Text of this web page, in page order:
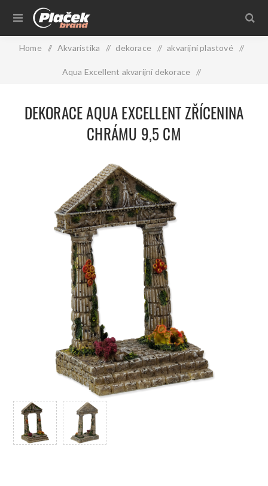
Home / Akvaristika / dekorace / akvarijní plastové /
Aqua Excellent akvarijní dekorace /
DEKORACE AQUA EXCELLENT ZŘÍCENINA
CHRÁMU 9,5 CM